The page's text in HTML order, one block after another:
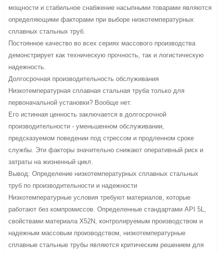
мощности и стабильное снабжение насыпными товарами являются
определяющими факторами при выборе низкотемпературных
сплавных стальных труб.
Постоянное качество во всех сериях массового производства
демонстрирует как техническую прочность, так и логистическую
надежность.
Долгосрочная производительность обслуживания
Низкотемпературная сплавная стальная труба только для
первоначальной установки? Вообще нет.
Его истинная ценность заключается в долгосрочной
производительности - уменьшенном обслуживании,
предсказуемом поведении под стрессом и продленном сроке
службы. Эти факторы значительно снижают оперативный риск и
затраты на жизненный цикл.
Вывод: Определение низкотемпературных сплавных стальных
труб по производительности и надежности
Низкотемпературные условия требуют материалов, которые
работают без компромиссов. Определенные стандартами API 5L,
свойствами материала X52N, контролируемым производством и
надежным массовым производством, низкотемпературные
сплавные стальные трубы являются критическим решением для